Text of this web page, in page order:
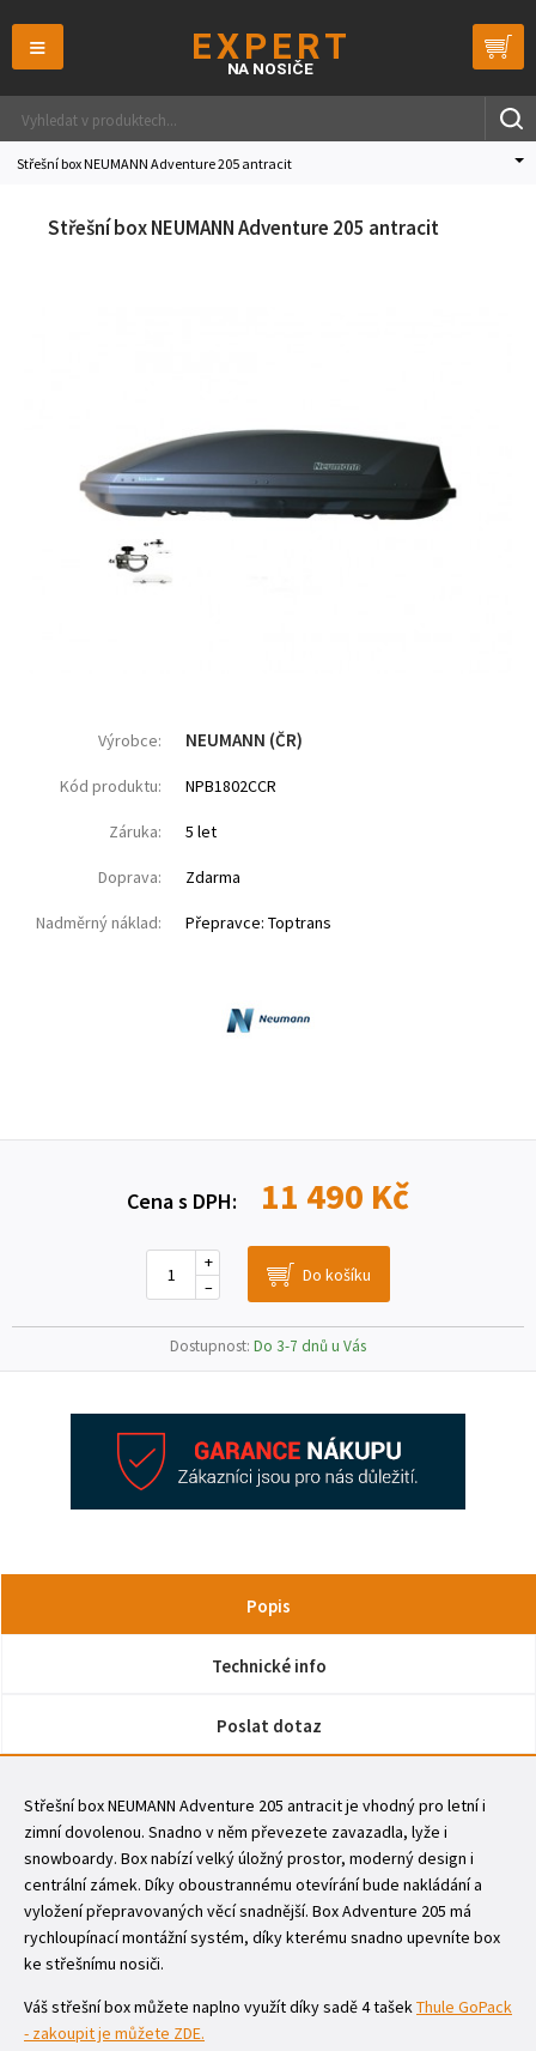
≡
Střešní box NEUMANN Adventure 205 antracit
Střešní box NEUMANN Adventure 205 antracit
Výrobce: NEUMANN (ČR)
Kód produktu: NPB1802CCR
Záruka: 5 let
Doprava: Zdarma
Nadměrný náklad: Přepravce: Toptrans
Cena s DPH: 11 490 Kč
–
+
Dostupnost: Do 3-7 dnů u Vás
Popis
Technické info
Poslat dotaz
Střešní box NEUMANN Adventure 205 antracit je vhodný pro letní i
zimní dovolenou. Snadno v něm převezete zavazadla, lyže i
snowboardy. Box nabízí velký úložný prostor, moderný design i
centrální zámek. Díky oboustrannému otevírání bude nakládání a
vyložení přepravovaných věcí snadnější. Box Adventure 205 má
rychloupínací montážní systém, díky kterému snadno upevníte box
ke střešnímu nosiči.
Váš střešní box můžete naplno využít díky sadě 4 tašekThule GoPack
- zakoupit je můžete ZDE.